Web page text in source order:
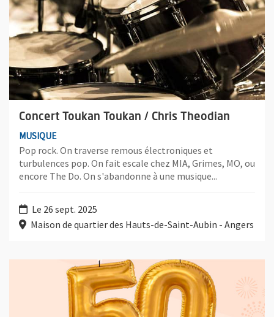
Concert Toukan Toukan / Chris Theodian
MUSIQUE
Pop rock. On traverse remous électroniques et
turbulences pop. On fait escale chez MIA, Grimes, MO, ou
encore The Do. On s'abandonne à une musique...
Le 26 sept. 2025
Maison de quartier des Hauts-de-Saint-Aubin - Angers
Plus d'information sur l'évènement : 50 ans de l'association